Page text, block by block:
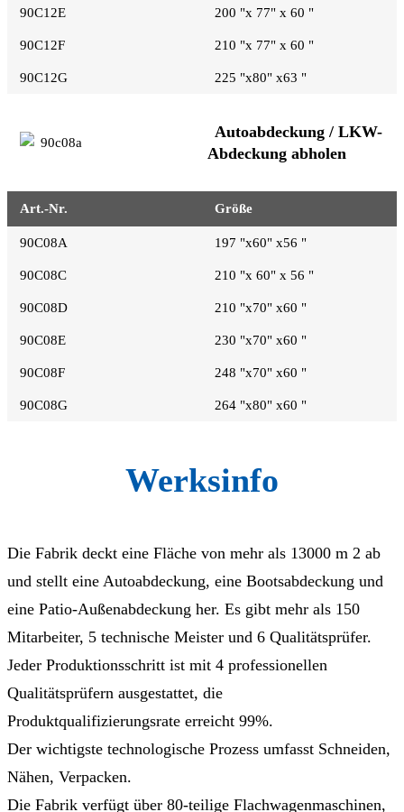
90C12E 200 "x 77" x 60 "
90C12F 210 "x 77" x 60 "
90C12G 225 "x80" x63 "
Autoabdeckung / LKW-
Abdeckung abholen
Art.-Nr. Größe
90C08A 197 "x60" x56 "
90C08C 210 "x 60" x 56 "
90C08D 210 "x70" x60 "
90C08E 230 "x70" x60 "
90C08F 248 "x70" x60 "
90C08G 264 "x80" x60 "
Werksinfo
Die Fabrik deckt eine Fläche von mehr als 13000 m 2 ab
und stellt eine Autoabdeckung, eine Bootsabdeckung und
eine Patio-Außenabdeckung her. Es gibt mehr als 150
Mitarbeiter, 5 technische Meister und 6 Qualitätsprüfer.
Jeder Produktionsschritt ist mit 4 professionellen
Qualitätsprüfern ausgestattet, die
Produktqualifizierungsrate erreicht 99%.
Der wichtigste technologische Prozess umfasst Schneiden,
Nähen, Verpacken.
Die Fabrik verfügt über 80-teilige Flachwagenmaschinen,